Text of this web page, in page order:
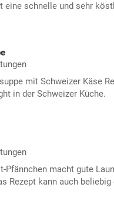
eine schnelle und sehr
mit Schweizer Käse
in der Schweizer Küche.
Pfännchen macht gute
Rezept kann auch